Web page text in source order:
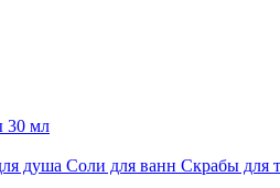
30 мл
душа Соли для ванн Скрабы для